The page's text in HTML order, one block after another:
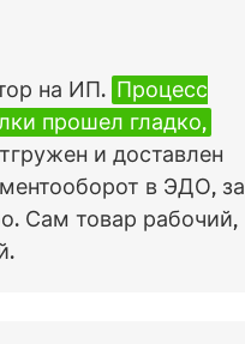
на ИП. Процесс
прошел гладко,
и доставлен
в ЭДО, за
Сам товар рабочий,